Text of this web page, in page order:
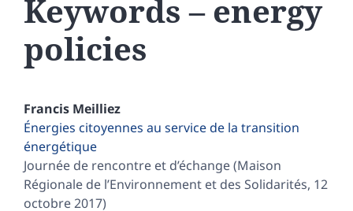
Keywords – energy
policies
Francis Meilliez
Énergies citoyennes au service de la transition
énergétique
Journée de rencontre et d’échange (Maison
Régionale de l’Environnement et des Solidarités, 12
octobre 2017)